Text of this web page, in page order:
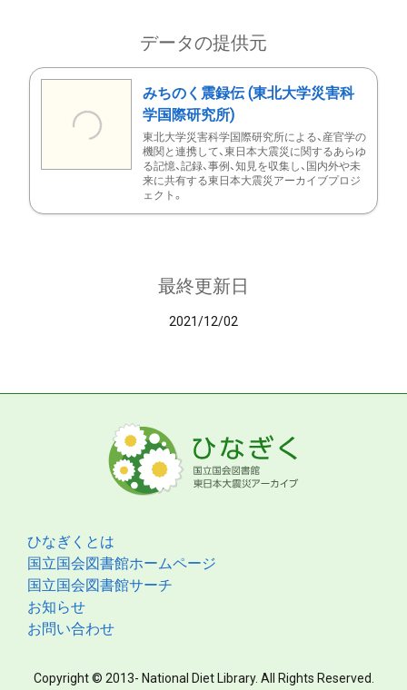
データの提供元
みちのく震録伝 (東北大学災害科
学国際研究所)
東北大学災害科学国際研究所による、産官学の
機関と連携して、東日本大震災に関するあらゆ
る記憶、記録、事例、知見を収集し、国内外や未
来に共有する東日本大震災アーカイブプロジ
ェクト。
最終更新日
2021/12/02
ひなぎくとは
国立国会図書館ホームページ
国立国会図書館サーチ
お知らせ
お問い合わせ
Copyright © 2013- National Diet Library. All Rights Reserved.